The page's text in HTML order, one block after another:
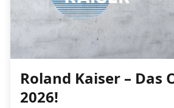
Roland Kaiser – Das
2026!